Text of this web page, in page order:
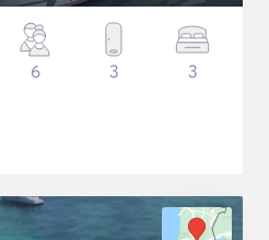
6 3 3